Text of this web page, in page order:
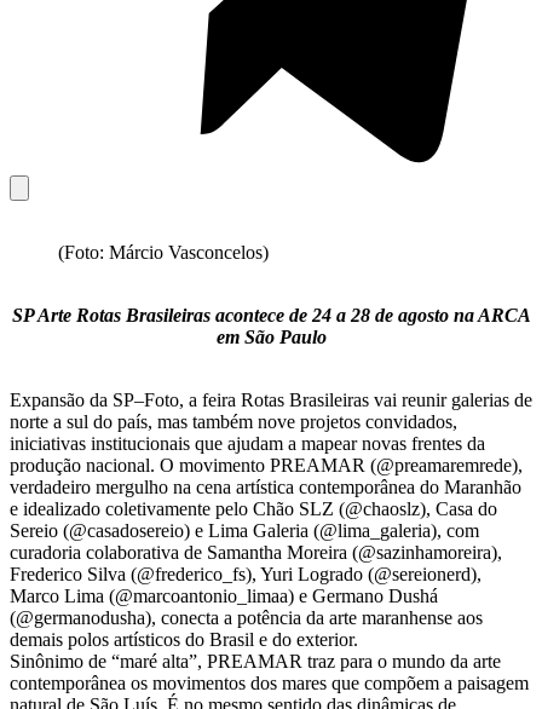
(Foto: Márcio Vasconcelos)
SP Arte Rotas Brasileiras acontece de 24 a 28 de agosto na ARCA
em São Paulo
Expansão da SP–Foto, a feira Rotas Brasileiras vai reunir galerias de
norte a sul do país, mas também nove projetos convidados,
iniciativas institucionais que ajudam a mapear novas frentes da
produção nacional. O movimento PREAMAR (@preamaremrede),
verdadeiro mergulho na cena artística contemporânea do Maranhão
e idealizado coletivamente pelo Chão SLZ (@chaoslz), Casa do
Sereio (@casadosereio) e Lima Galeria (@lima_galeria), com
curadoria colaborativa de Samantha Moreira (@sazinhamoreira),
Frederico Silva (@frederico_fs), Yuri Logrado (@sereionerd),
Marco Lima (@marcoantonio_limaa) e Germano Dushá
(@germanodusha), conecta a potência da arte maranhense aos
demais polos artísticos do Brasil e do exterior.
Sinônimo de “maré alta”, PREAMAR traz para o mundo da arte
contemporânea os movimentos dos mares que compõem a paisagem